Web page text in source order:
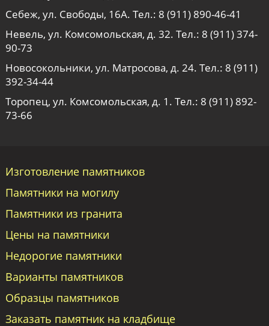
Себеж, ул. Свободы, 16А. Тел.: 8 (911) 890-46-41
Невель, ул. Комсомольская, д. 32. Тел.: 8 (911) 374-
90-73
Новосокольники, ул. Матросова, д. 24. Тел.: 8 (911)
392-34-44
Торопец, ул. Комсомольская, д. 1. Тел.: 8 (911) 892-
73-66
Изготовление памятников
Памятники на могилу
Памятники из гранита
Цены на памятники
Недорогие памятники
Варианты памятников
Образцы памятников
Заказать памятник на кладбище